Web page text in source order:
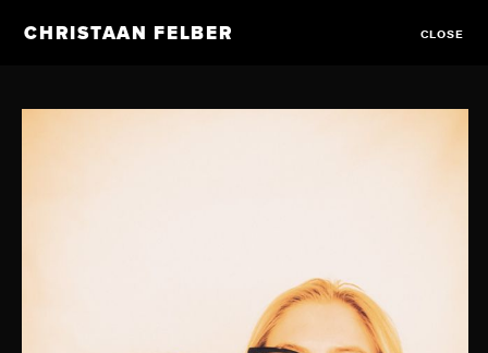
CHRISTAAN FELBER CLOSE